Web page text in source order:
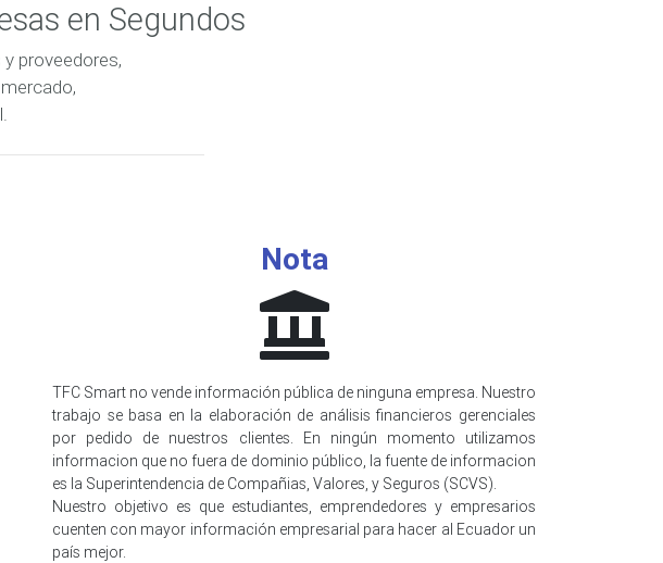
en Segundos
proveedores,
Nota
TFC Smart no vende información pública de ninguna empresa. Nuestro
trabajo se basa en la elaboración de análisis financieros gerenciales
por pedido de nuestros clientes. En ningún momento utilizamos
informacion que no fuera de dominio público, la fuente de informacion
es la Superintendencia de Compañias, Valores, y Seguros (SCVS).
Nuestro objetivo es que estudiantes, emprendedores y empresarios
cuenten con mayor información empresarial para hacer al Ecuador un
país mejor.